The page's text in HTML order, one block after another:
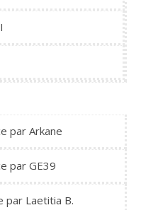
par Arkane
par GE39
par Laetitia B.